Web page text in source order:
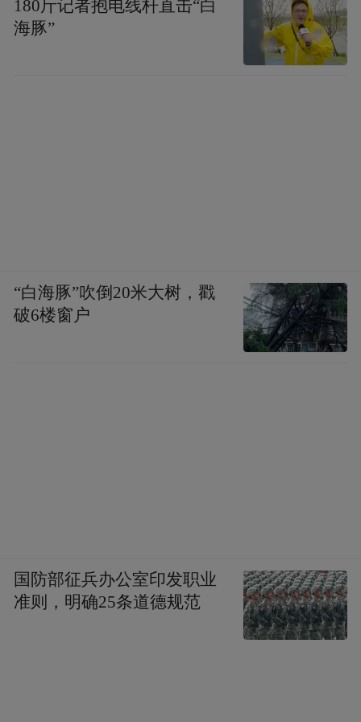
180斤记者抱电线杆直击“白
海豚”
“白海豚”吹倒20米大树，戳
破6楼窗户
国防部征兵办公室印发职业
准则，明确25条道德规范